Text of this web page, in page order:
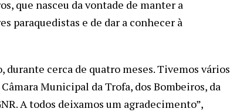
que nasceu da vontade de manter a
paraquedistas e de dar a conhecer à
cerca de quatro meses. Tivemos vários
Municipal da Trofa, dos Bombeiros, da
A todos deixamos um agradecimento”,